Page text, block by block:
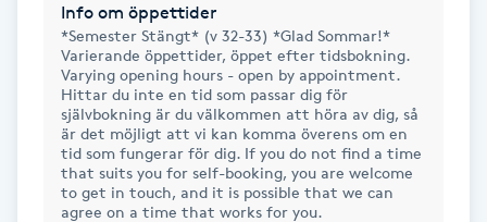
Headspa
Healing
Herrklippning
Info om öppettider
*Semester Stängt* (v 32-33) *Glad Sommar!*
Varierande öppettider, öppet efter tidsbokning.
Varying opening hours - open by appointment.
Hittar du inte en tid som passar dig för
självbokning är du välkommen att höra av dig, så
är det möjligt att vi kan komma överens om en
tid som fungerar för dig. If you do not find a time
that suits you for self-booking, you are welcome
to get in touch, and it is possible that we can
agree on a time that works for you.